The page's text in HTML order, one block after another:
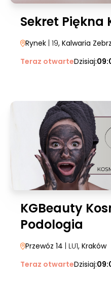
Sekret Piękna
Rynek | 19, Kalwaria
Teraz otwarteDzisiaj:
KGBeauty
Podologia
Przewóz 14 | LU1, Kraków
Teraz otwarteDzisiaj: